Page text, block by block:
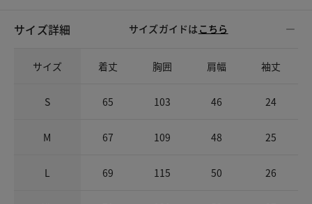
サイズ詳細 サイズガイドは こちら
サイズ 着丈 胸囲 肩幅 袖丈
S 65 103 46 24
M 67 109 48 25
L 69 115 50 26